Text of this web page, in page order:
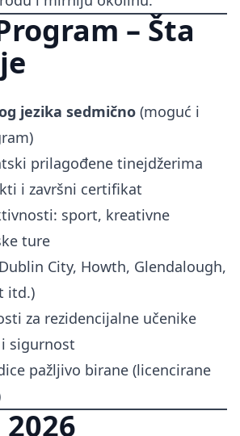
– Šta
jezika sedmično (moguć i
prilagođene tinejdžerima
i završni certifikat
sport, kreativne
ture
City, Howth, Glendalough,
itd.)
za rezidencijalne učenike
sigurnost
pažljivo birane (licencirane